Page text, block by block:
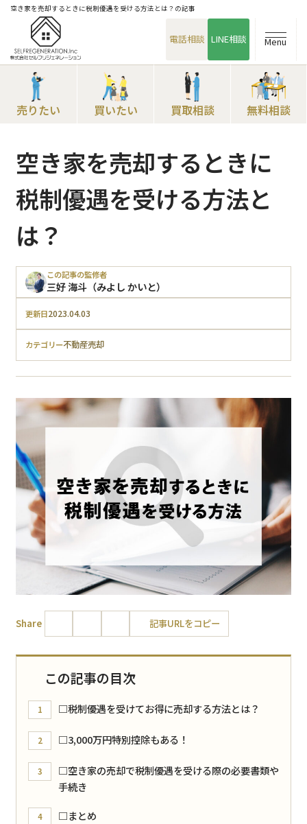
空き家を売却するときに税制優遇を受ける方法とは？の記事
電話相談 LINE相談 Menu
売りたい 買いたい 買取相談 無料相談
空き家を売却するときに
税制優遇を受ける方法と
は？
この記事の監修者
三好 海斗（みよし かいと）
更新日2023.04.03
カテゴリー不動産売却
Share 記事URLをコピー
この記事の目次
1 □税制優遇を受けてお得に売却する方法とは？
2 □3,000万円特別控除もある！
3
□空き家の売却で税制優遇を受ける際の必要書類や
手続き
4 □まとめ